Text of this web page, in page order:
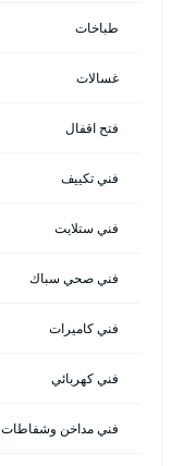
طباخات
غسالات
فتح اقفال
فني تكييف
فني ستلايت
فني صحي سباك
فني كاميرات
فني كهربائي
فني مداخن وشفاطات